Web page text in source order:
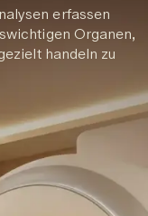
erfassen
Organen,
handeln zu